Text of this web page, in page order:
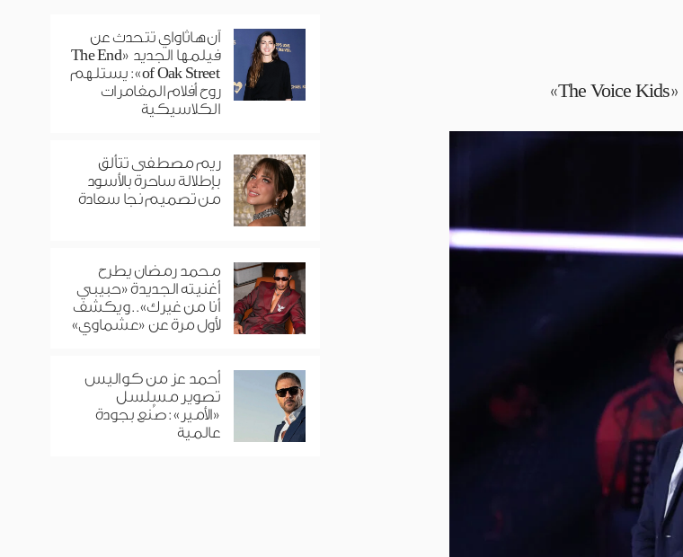
«
The Voice Kids
»
آن هاثاواي تتحدث عن
فيلمها الجديد «The End
of Oak Street»: يستلهم
روح أفلام المغامرات
الكلاسيكية
ريم مصطفى تتألق
بإطلالة ساحرة بالأسود
من تصميم نجا سعادة
محمد رمضان يطرح
أغنيته الجديدة «حبيبي
أنا من غيرك».. ويكشف
لأول مرة عن «عشماوي»
أحمد عز من كواليس
تصوير مسلسل
«الأمير»: صُنع بجودة
عالمية